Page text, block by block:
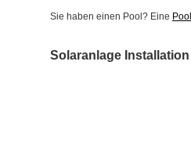
Sie haben einen Pool? Eine
Solaranlage